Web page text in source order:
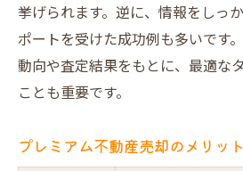
挙げられます。逆に、情報をしっ
ポートを受けた成功例も多いです
動向や査定結果をもとに、最適な
ことも重要です。
プレミアム不動産売却のメリッ